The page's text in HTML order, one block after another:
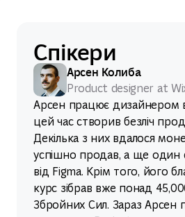
Спікери
Арсен Колиба
Product designer at
Арсен працює дизайнером
цей час створив безліч
Декілька з них вдалося
успішно продав, а ще один
від Figma. Крім того, його
курс зібрав вже понад
Збройних Сил. Зараз Арсен